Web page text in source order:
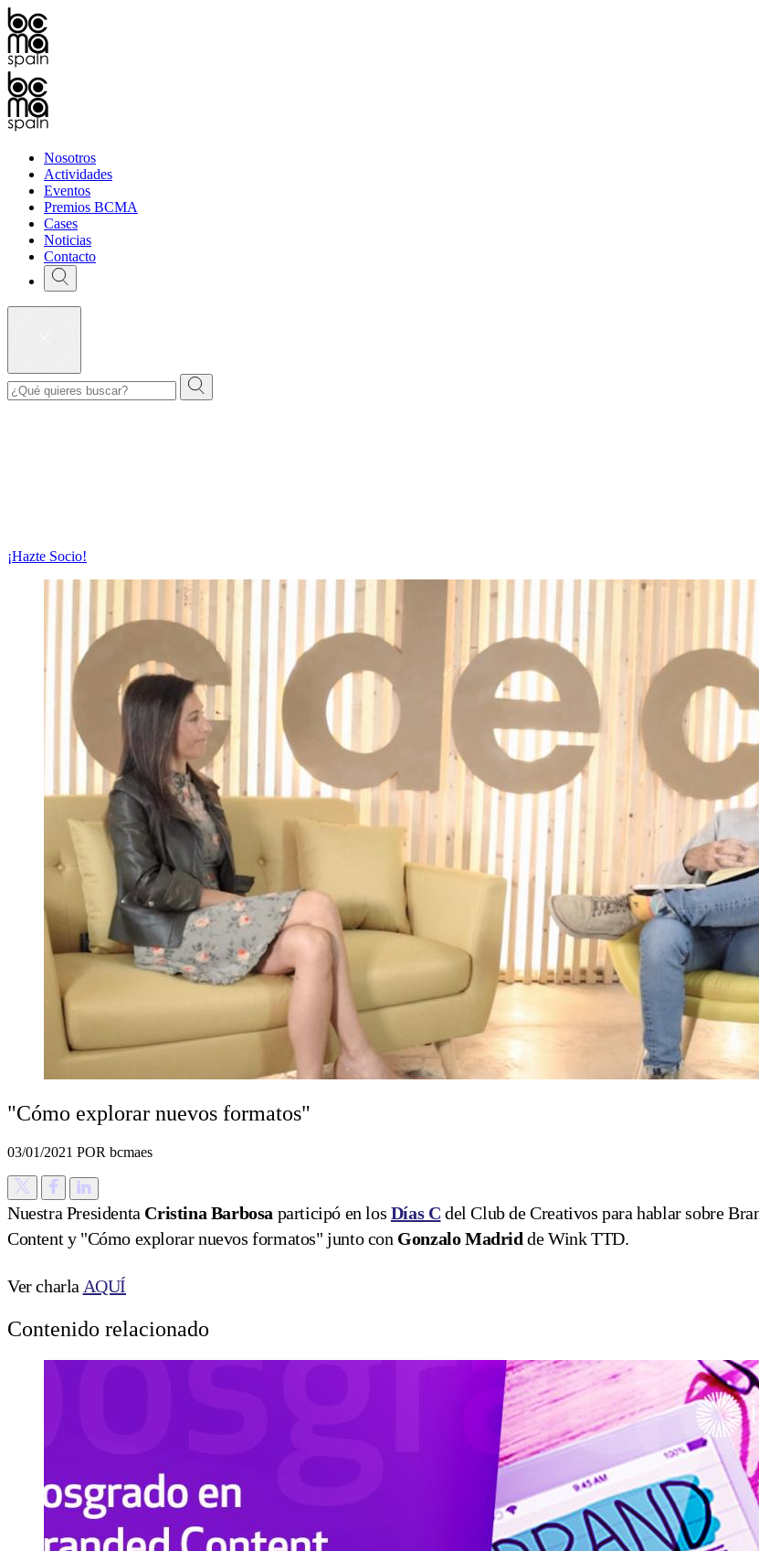
Nosotros
Actividades
Eventos
Premios BCMA
Cases
Noticias
Contacto
¡Hazte Socio!
"Cómo explorar nuevos formatos"
03/01/2021 POR bcmaes
Nuestra Presidenta Cristina Barbosa participó en los Días C del Club de Creativos para hablar sobre
Content y "Cómo explorar nuevos formatos" junto con Gonzalo Madrid de Wink TTD.
Ver charla AQUÍ
Contenido relacionado